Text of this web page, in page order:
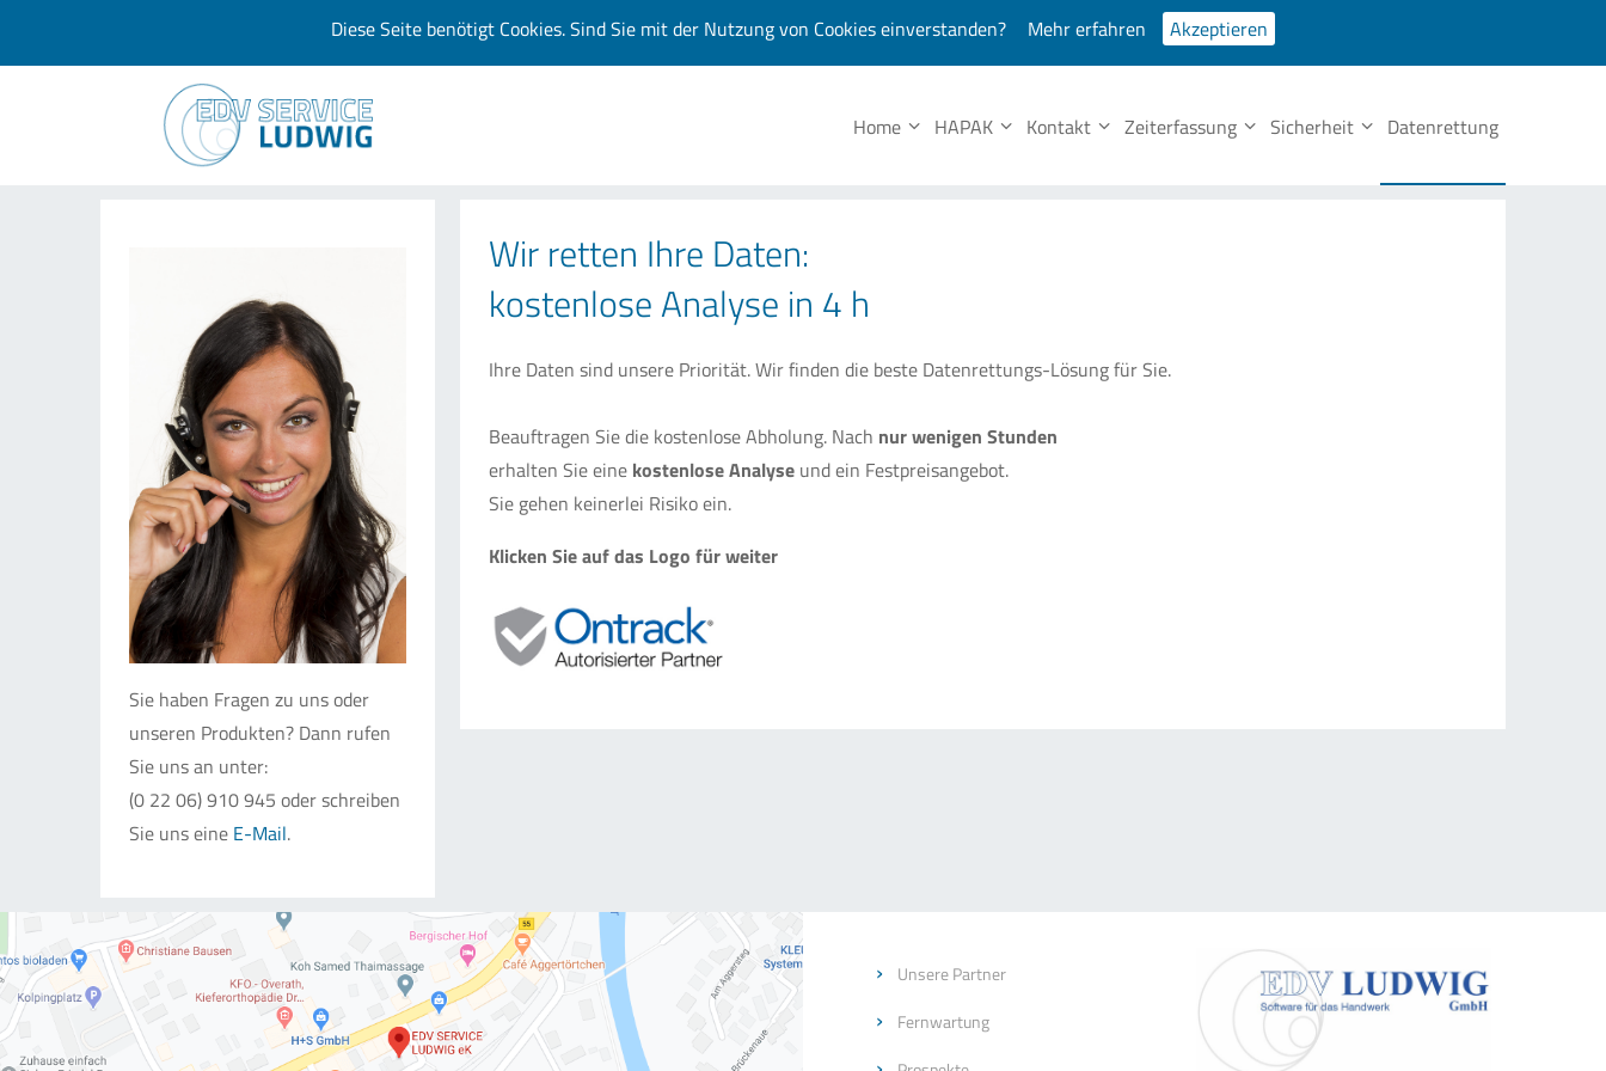
Diese Seite benötigt Cookies. Sind Sie mit der Nutzung von Cookies einverstanden? Mehr erfahren Akzeptieren
Unsere Partner Fernwartung Prospekte
Home HAPAK Kontakt Zeiterfassung Sicherheit Datenrettung
Wir retten Ihre Daten:
kostenlose Analyse in 4 h
Ihre Daten sind unsere Priorität. Wir finden die beste Datenrettungs-Lösung für Sie.
Beauftragen Sie die kostenlose Abholung. Nach nur wenigen Stunden
erhalten Sie eine kostenlose Analyse und ein Festpreisangebot.
Sie gehen keinerlei Risiko ein.
Klicken Sie auf das Logo für weiter
Sie haben Fragen zu uns oder
unseren Produkten? Dann rufen
Sie uns an unter:
(0 22 06) 910 945 oder schreiben
Sie uns eine E-Mail.
Unsere Partner
Fernwartung